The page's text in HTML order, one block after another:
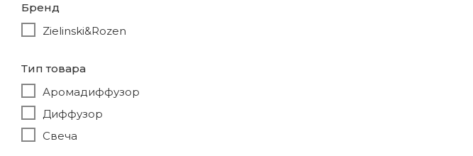
Бренд
Zielinski&Rozen
Тип товара
Аромадиффузор
Диффузор
Свеча